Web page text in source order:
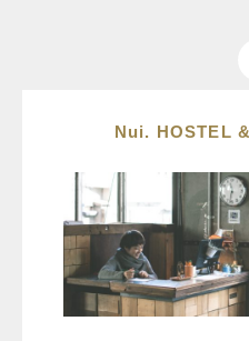
Nui. HOSTEL